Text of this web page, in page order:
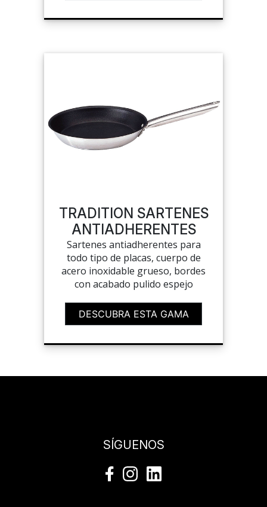
TRADITION SARTENES
ANTIADHERENTES
Sartenes antiadherentes para
todo tipo de placas, cuerpo de
acero inoxidable grueso, bordes
con acabado pulido espejo
DESCUBRA ESTA GAMA
SÍGUENOS